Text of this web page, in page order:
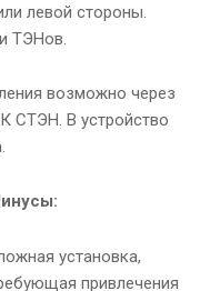
левой стороны.
ТЭНов.
возможно через
СТЭН. В устройство
установка,
привлечения